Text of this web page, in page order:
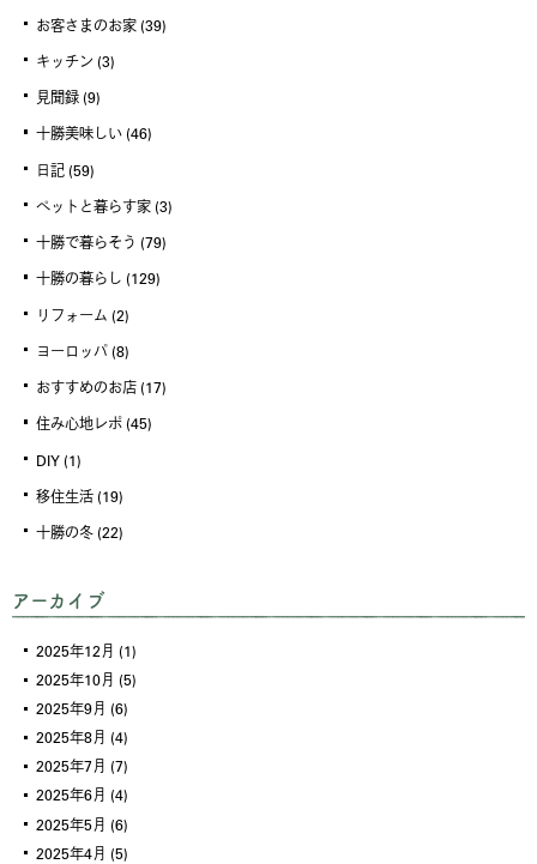
お客さまのお家 (39)
キッチン (3)
見聞録 (9)
十勝美味しい (46)
日記 (59)
ペットと暮らす家 (3)
十勝で暮らそう (79)
十勝の暮らし (129)
リフォーム (2)
ヨーロッパ (8)
おすすめのお店 (17)
住み心地レポ (45)
DIY (1)
移住生活 (19)
十勝の冬 (22)
アーカイブ
2025年12月 (1)
2025年10月 (5)
2025年9月 (6)
2025年8月 (4)
2025年7月 (7)
2025年6月 (4)
2025年5月 (6)
2025年4月 (5)